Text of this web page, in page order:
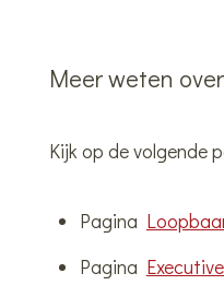
Meer weten
Kijk op de volgende
Pagina
Pagina